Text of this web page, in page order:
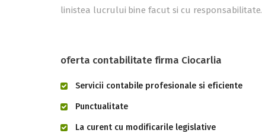
linistea lucrului bine facut si cu responsabilitate.
oferta contabilitate firma Ciocarlia
Servicii contabile profesionale si eficiente
Punctualitate
La curent cu modificarile legislative